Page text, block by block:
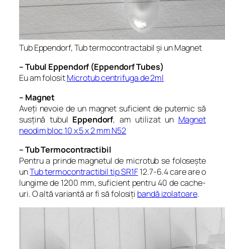
Tub Eppendorf, Tub termocontractabil și un Magnet
– Tubul Eppendorf (Eppendorf Tubes)
Eu am folositMicrotub centrifuga de 2ml
– Magnet
Aveți nevoie de un magnet suficient de puternic să
susțină tubul Eppendorf, am utilizat un Magnet
neodim bloc 10 x 5 x 2 mm N52
– Tub Termocontractibil
Pentru a prinde magnetul de microtub se folosește
unTub termocontractibil tip SR1F12.7-6.4 care are o
lungime de 1200 mm, suficient pentru 40 de cache-
uri. O altă variantă ar fi să folosiți bandă izolatoare.